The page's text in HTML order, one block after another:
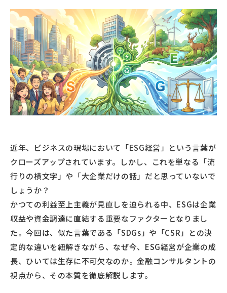
近年、ビジネスの現場において「ESG経営」という言葉が
クローズアップされています。しかし、これを単なる「流
行りの横文字」や「大企業だけの話」だと思っていないで
しょうか？
かつての利益至上主義が見直しを迫られる中、ESGは企業
収益や資金調達に直結する重要なファクターとなりまし
た。今回は、似た言葉である「SDGs」や「CSR」との決
定的な違いを紐解きながら、なぜ今、ESG経営が企業の成
長、ひいては生存に不可欠なのか。金融コンサルタントの
視点から、その本質を徹底解説します。